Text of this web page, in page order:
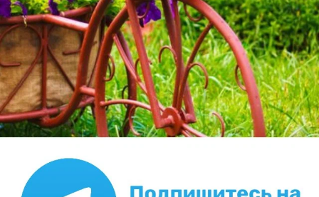
darhantojsibekov8 28 января 2025, 12:29
Какой паук на фотографии?
Подскажите, пожалуйста 2
Подскажите, что это за паук?
Попробуйте искать материалы нашего клуба с
помощью Яндекс.Поиск!